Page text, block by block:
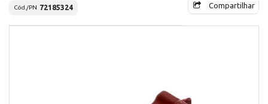
Cód./PN 72185324 Compartilhar